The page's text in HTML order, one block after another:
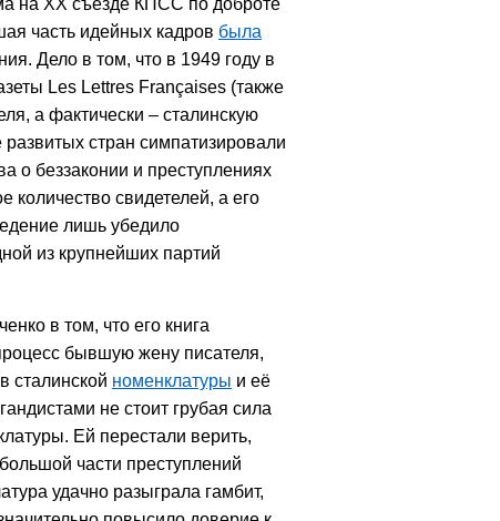
на ХХ съезде КПСС по доброте
часть идейных кадров была
Дело в том, что в 1949 году в
Les Lettres Françaises (также
а фактически – сталинскую
стран симпатизировали
о беззаконии и преступлениях
свидетелей, а его
лишь убедило
из крупнейших партий
в том, что его книга
бывшую жену писателя,
сталинской номенклатуры и её
не стоит грубая сила
Ей перестали верить,
части преступлений
удачно разыграла гамбит,